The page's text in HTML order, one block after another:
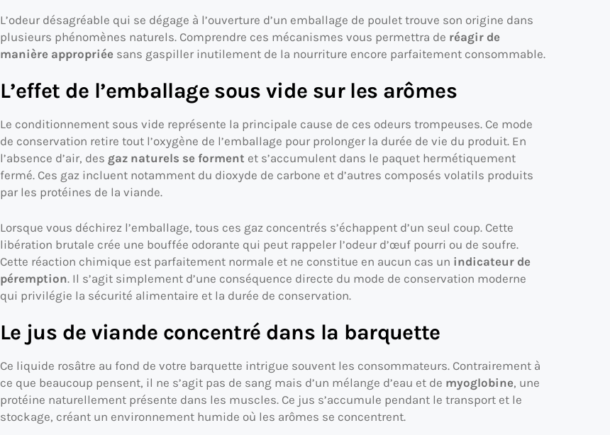
L’odeur désagréable qui se dégage à l’ouverture d’un emballage de poulet trouve son origine dans
plusieurs phénomènes naturels. Comprendre ces mécanismes vous permettra de réagir de
manière appropriée sans gaspiller inutilement de la nourriture encore parfaitement consommable.
L’effet de l’emballage sous vide sur les arômes
Le conditionnement sous vide représente la principale cause de ces odeurs trompeuses. Ce mode
de conservation retire tout l’oxygène de l’emballage pour prolonger la durée de vie du produit. En
l’absence d’air, des gaz naturels se forment et s’accumulent dans le paquet hermétiquement
fermé. Ces gaz incluent notamment du dioxyde de carbone et d’autres composés volatils produits
par les protéines de la viande.
Lorsque vous déchirez l’emballage, tous ces gaz concentrés s’échappent d’un seul coup. Cette
libération brutale crée une bouffée odorante qui peut rappeler l’odeur d’œuf pourri ou de soufre.
Cette réaction chimique est parfaitement normale et ne constitue en aucun cas un indicateur de
péremption. Il s’agit simplement d’une conséquence directe du mode de conservation moderne
qui privilégie la sécurité alimentaire et la durée de conservation.
Le jus de viande concentré dans la barquette
Ce liquide rosâtre au fond de votre barquette intrigue souvent les consommateurs. Contrairement à
ce que beaucoup pensent, il ne s’agit pas de sang mais d’un mélange d’eau et de myoglobine, une
protéine naturellement présente dans les muscles. Ce jus s’accumule pendant le transport et le
stockage, créant un environnement humide où les arômes se concentrent.